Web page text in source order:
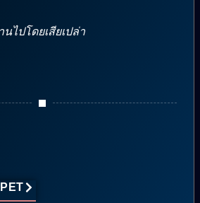
ไปโดยเสียเปล่า